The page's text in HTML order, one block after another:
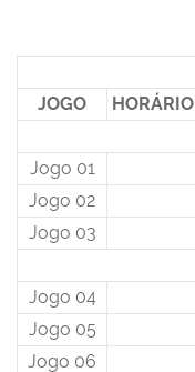
JOGO
HORÁRIO
Jogo 01
Jogo 02
Jogo 03
Jogo 04
Jogo 05
Jogo 06